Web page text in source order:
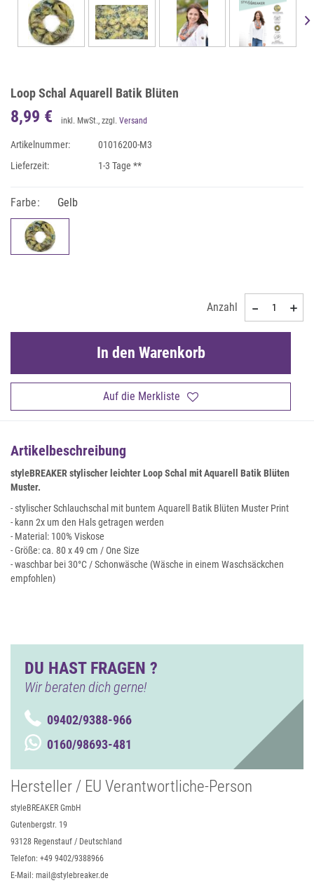
Loop Schal Aquarell Batik Blüten
8,99 € inkl. MwSt., zzgl. Versand
Artikelnummer:
01016200-M3
Lieferzeit:
1-3 Tage **
Farbe: Gelb
Anzahl
Auf die Merkliste
In den Warenkorb
Artikelbeschreibung
styleBREAKER stylischer leichter Loop Schal mit Aquarell Batik Blüten
Muster.
- stylischer Schlauchschal mit buntem Aquarell Batik Blüten Muster Print
- kann 2x um den Hals getragen werden
- Material: 100% Viskose
- Größe: ca. 80 x 49 cm / One Size
- waschbar bei 30°C / Schonwäsche (Wäsche in einem Waschsäckchen
empfohlen)
DU HAST FRAGEN ?
Wir beraten dich gerne!
09402/9388-966
0160/98693-481
Hersteller / EU Verantwortliche-Person
styleBREAKER GmbH
Gutenbergstr. 19
93128 Regenstauf / Deutschland
Telefon: +49 9402/9388966
E-Mail: mail@stylebreaker.de